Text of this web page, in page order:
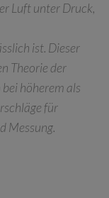
Luft unter Druck,
ist. Dieser
Theorie der
höherem als
für
Messung.